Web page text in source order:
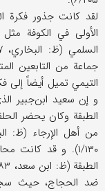
لقد كانت جذور فكرة
الأولى في الكوفة
جماعة من التابعين
و إن سعيد ابن‌جبير
الطبقة وكان يحضر
۱/۱۳۰). و قد كانت
ضد الحجاج، حيث